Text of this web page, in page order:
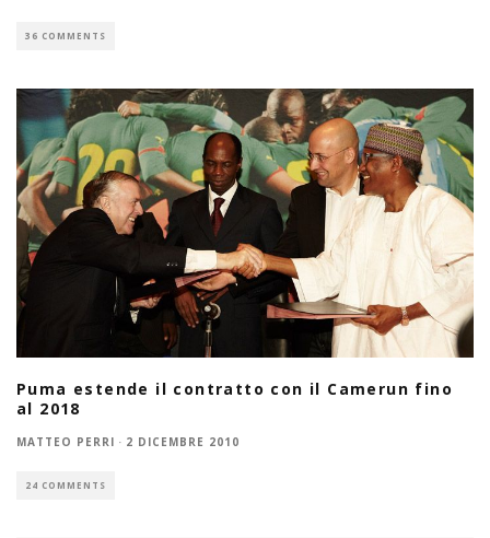
36 COMMENTS
Puma estende il contratto con il Camerun fino
al 2018
MATTEO PERRI · 2 DICEMBRE 2010
24 COMMENTS